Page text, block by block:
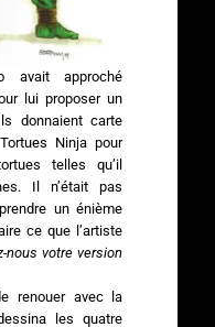
avait approché
lui proposer un
donnaient carte
Ninja pour
telles qu’il
Il n’était pas
un énième
ce que l’artiste
nous votre version
renouer avec la
les quatre